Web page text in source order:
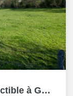
Terrain constructible à Geruge (39570)